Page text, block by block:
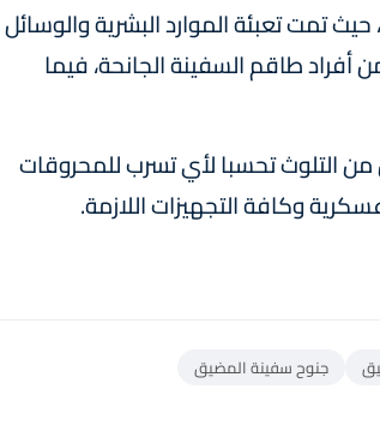
تمت تعبئة الموارد البشرية والوسائل
اللازمة للتدخل، مما مكن لحدود الساعة من إنقاذ 8 من أفراد طاقم السفينة الجانحة، فيما
التلوث تحسبا لأي تسرب للمحروقات
وكافة التجهيزات اللازمة.
جنوح سفينة المضيق